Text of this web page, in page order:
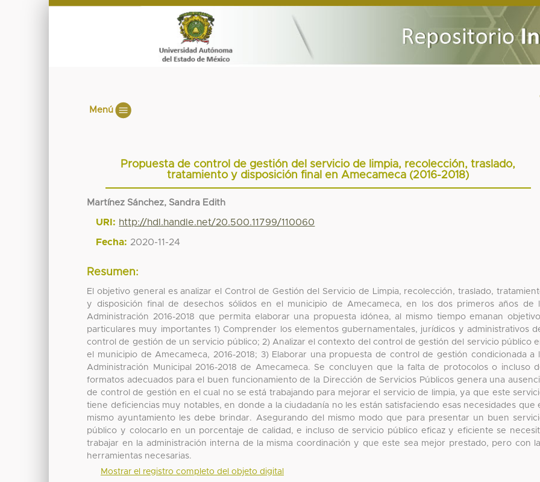
Menú
Propuesta de control de gestión del servicio de limpia, recolección, traslado,
tratamiento y disposición final en Amecameca (2016-2018)
Martínez Sánchez, Sandra Edith
URI: http://hdl.handle.net/20.500.11799/110060
Fecha: 2020-11-24
Resumen:
El objetivo general es analizar el Control de Gestión del Servicio de Limpia, recolección, traslado,
y disposición final de desechos sólidos en el municipio de Amecameca, en los dos primeros años de
Administración 2016-2018 que permita elaborar una propuesta idónea, al mismo tiempo emanan
particulares muy importantes 1) Comprender los elementos gubernamentales, jurídicos y administrativos
control de gestión de un servicio público; 2) Analizar el contexto del control de gestión del servicio público
el municipio de Amecameca, 2016-2018; 3) Elaborar una propuesta de control de gestión condicionada a
Administración Municipal 2016-2018 de Amecameca. Se concluyen que la falta de protocolos o incluso
formatos adecuados para el buen funcionamiento de la Dirección de Servicios Públicos genera una
de control de gestión en el cual no se está trabajando para mejorar el servicio de limpia, ya que este
tiene deficiencias muy notables, en donde a la ciudadanía no les están satisfaciendo esas necesidades que
mismo ayuntamiento les debe brindar. Asegurando del mismo modo que para presentar un buen
público y colocarlo en un porcentaje de calidad, e incluso de servicio público eficaz y eficiente se
trabajar en la administración interna de la misma coordinación y que este sea mejor prestado, pero con
herramientas necesarias.
Mostrar el registro completo del objeto digital